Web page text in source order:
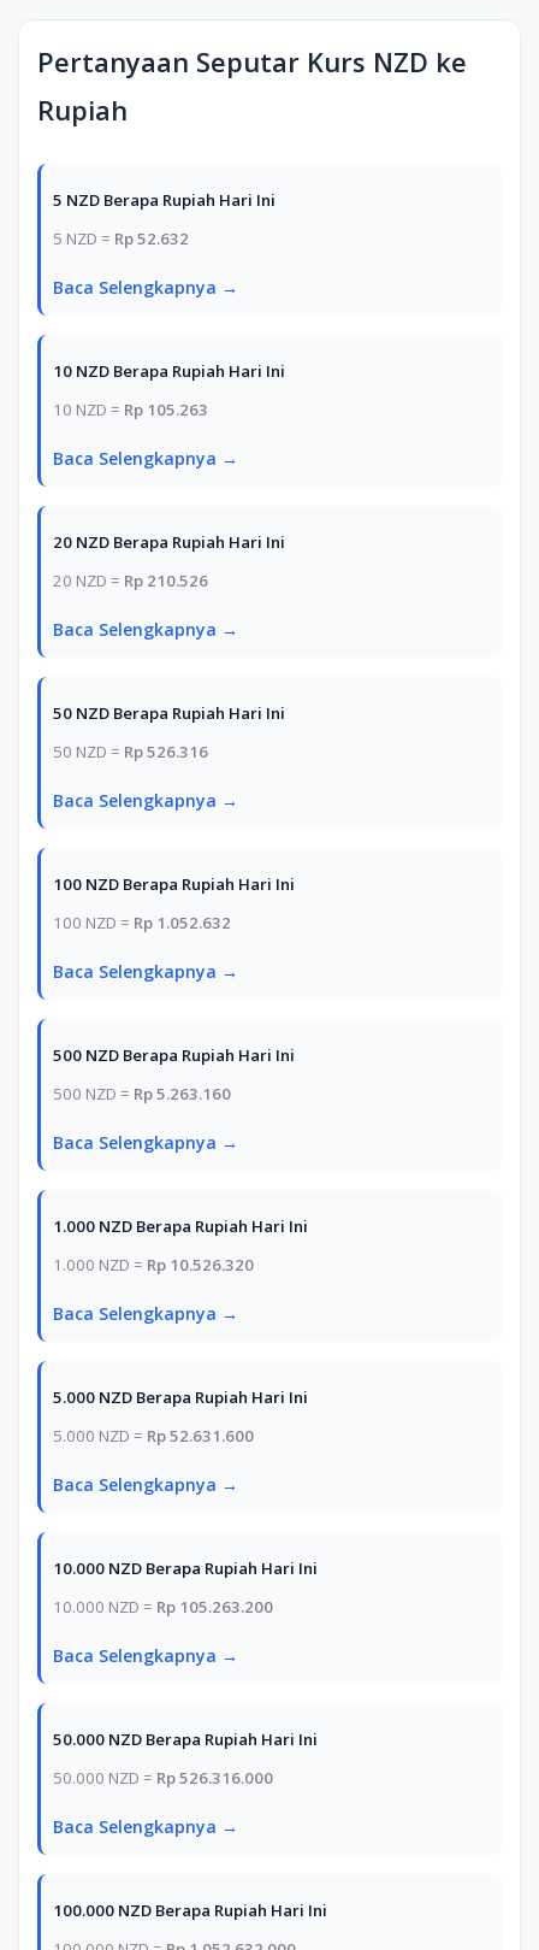
Pertanyaan Seputar Kurs NZD ke
Rupiah
5 NZD Berapa Rupiah Hari Ini
5 NZD = Rp 52.632
Baca Selengkapnya →
10 NZD Berapa Rupiah Hari Ini
10 NZD = Rp 105.263
Baca Selengkapnya →
20 NZD Berapa Rupiah Hari Ini
20 NZD = Rp 210.526
Baca Selengkapnya →
50 NZD Berapa Rupiah Hari Ini
50 NZD = Rp 526.316
Baca Selengkapnya →
100 NZD Berapa Rupiah Hari Ini
100 NZD = Rp 1.052.632
Baca Selengkapnya →
500 NZD Berapa Rupiah Hari Ini
500 NZD = Rp 5.263.160
Baca Selengkapnya →
1.000 NZD Berapa Rupiah Hari Ini
1.000 NZD = Rp 10.526.320
Baca Selengkapnya →
5.000 NZD Berapa Rupiah Hari Ini
5.000 NZD = Rp 52.631.600
Baca Selengkapnya →
10.000 NZD Berapa Rupiah Hari Ini
10.000 NZD = Rp 105.263.200
Baca Selengkapnya →
50.000 NZD Berapa Rupiah Hari Ini
50.000 NZD = Rp 526.316.000
Baca Selengkapnya →
100.000 NZD Berapa Rupiah Hari Ini